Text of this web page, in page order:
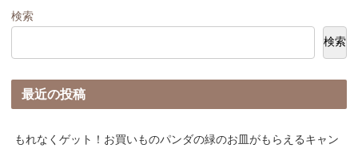
検索
検索
最近の投稿
もれなくゲット！お買いものパンダの緑のお皿がもらえるキャン